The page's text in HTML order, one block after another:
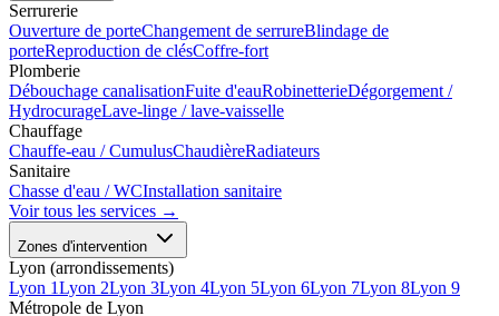
Serrurerie
Ouverture de porteChangement de serrureBlindage de
porteReproduction de clésCoffre-fort
Plomberie
Débouchage canalisationFuite d'eauRobinetterieDégorgement /
HydrocurageLave-linge / lave-vaisselle
Chauffage
Chauffe-eau / CumulusChaudièreRadiateurs
Sanitaire
Chasse d'eau / WCInstallation sanitaire
Voir tous les services →
Zones d'intervention
Lyon (arrondissements)
Lyon 1Lyon 2Lyon 3Lyon 4Lyon 5Lyon 6Lyon 7Lyon 8Lyon 9
Métropole de Lyon